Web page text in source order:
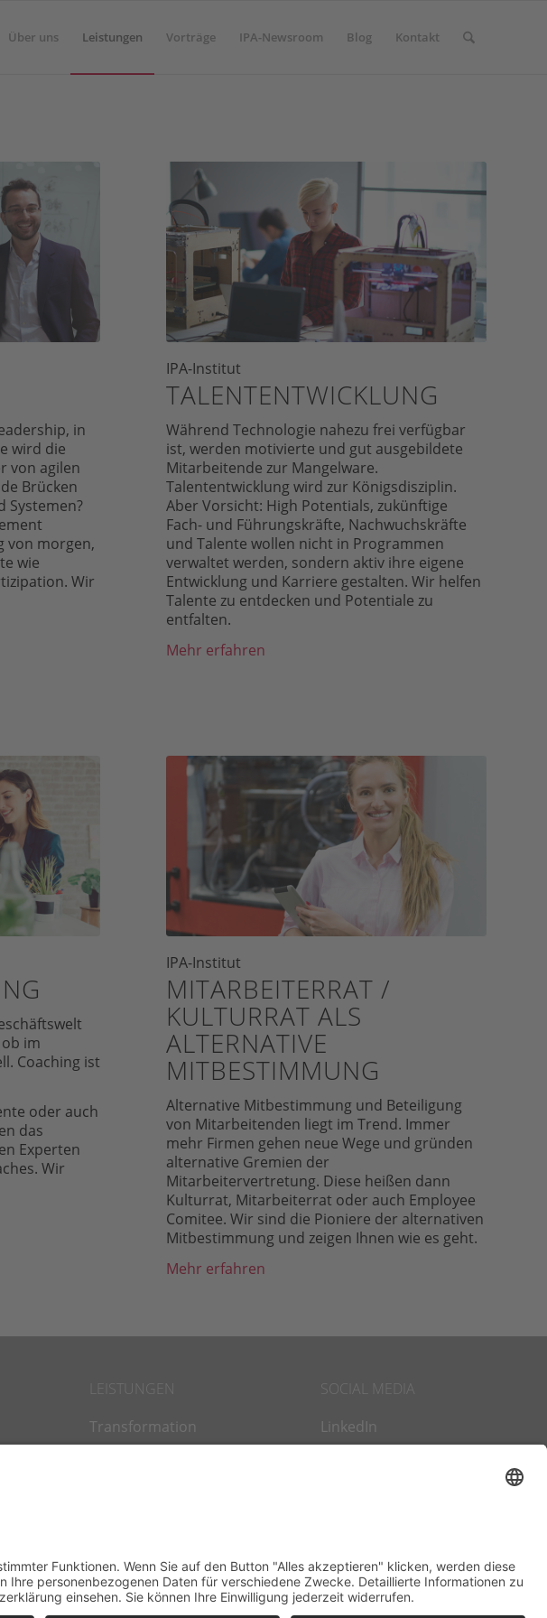
Über uns Leistungen Vorträge IPA-Newsroom Blog Kontakt
in
wird die
von agilen
Brücken
Systemen?
von morgen,
wie
Wir
IPA-Institut
TALENTENTWICKLUNG
Während Technologie nahezu frei verfügbar
ist, werden motivierte und gut ausgebildete
Mitarbeitende zur Mangelware.
Talententwicklung wird zur Königsdisziplin.
Aber Vorsicht: High Potentials, zukünftige
Fach- und Führungskräfte, Nachwuchskräfte
und Talente wollen nicht in Programmen
verwaltet werden, sondern aktiv ihre eigene
Entwicklung und Karriere gestalten. Wir helfen
Talente zu entdecken und Potentiale zu
entfalten.
Mehr erfahren
im
Coaching ist
oder auch
das
Experten
Wir
IPA-Institut
MITARBEITERRAT /
KULTURRAT ALS
ALTERNATIVE
MITBESTIMMUNG
Alternative Mitbestimmung und Beteiligung
von Mitarbeitenden liegt im Trend. Immer
mehr Firmen gehen neue Wege und gründen
alternative Gremien der
Mitarbeitervertretung. Diese heißen dann
Kulturrat, Mitarbeiterrat oder auch Employee
Comitee. Wir sind die Pioniere der alternativen
Mitbestimmung und zeigen Ihnen wie es geht.
Mehr erfahren
LEISTUNGEN
Transformation
Kulturrat – alternative
Mitbestimmung
SOCIAL MEDIA
LinkedIn